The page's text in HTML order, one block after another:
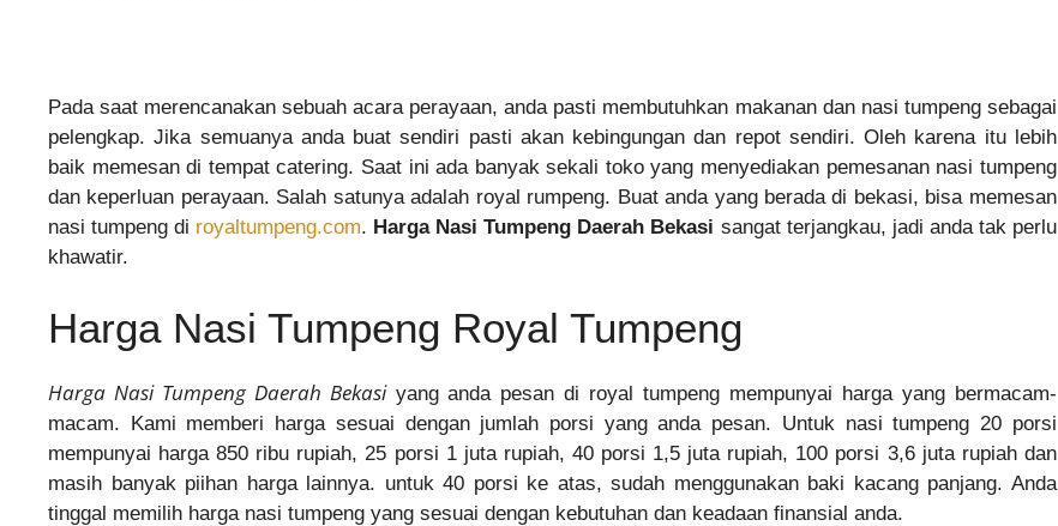
Pada saat merencanakan sebuah acara perayaan, anda pasti membutuhkan makanan dan nasi tumpeng sebagai
pelengkap. Jika semuanya anda buat sendiri pasti akan kebingungan dan repot sendiri. Oleh karena itu lebih
baik memesan di tempat catering. Saat ini ada banyak sekali toko yang menyediakan pemesanan nasi tumpeng
dan keperluan perayaan. Salah satunya adalah royal rumpeng. Buat anda yang berada di bekasi, bisa memesan
nasi tumpeng di royaltumpeng.com. Harga Nasi Tumpeng Daerah Bekasi sangat terjangkau, jadi anda tak perlu
khawatir.
Harga Nasi Tumpeng Royal Tumpeng
Harga Nasi Tumpeng Daerah Bekasiyang anda pesan di royal tumpeng mempunyai harga yang bermacam-
macam. Kami memberi harga sesuai dengan jumlah porsi yang anda pesan. Untuk nasi tumpeng 20 porsi
mempunyai harga 850 ribu rupiah, 25 porsi 1 juta rupiah, 40 porsi 1,5 juta rupiah, 100 porsi 3,6 juta rupiah dan
masih banyak piihan harga lainnya. untuk 40 porsi ke atas, sudah menggunakan baki kacang panjang. Anda
tinggal memilih harga nasi tumpeng yang sesuai dengan kebutuhan dan keadaan finansial anda.